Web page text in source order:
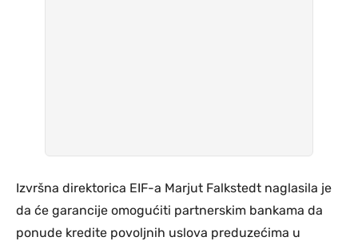
Izvršna direktorica EIF-a Marjut Falkstedt naglasila je
da će garancije omogućiti partnerskim bankama da
ponude kredite povoljnih uslova preduzećima u